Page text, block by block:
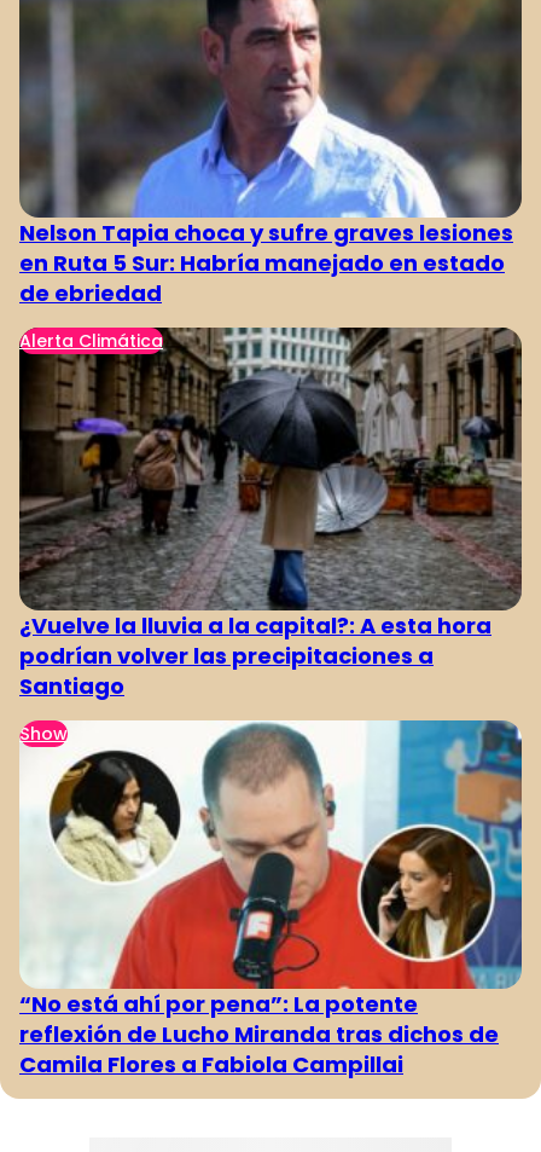
Nelson Tapia choca y sufre graves lesiones
en Ruta 5 Sur: Habría manejado en estado
de ebriedad
Alerta Climática
¿Vuelve la lluvia a la capital?: A esta hora
podrían volver las precipitaciones a
Santiago
Show
“No está ahí por pena”: La potente
reflexión de Lucho Miranda tras dichos de
Camila Flores a Fabiola Campillai